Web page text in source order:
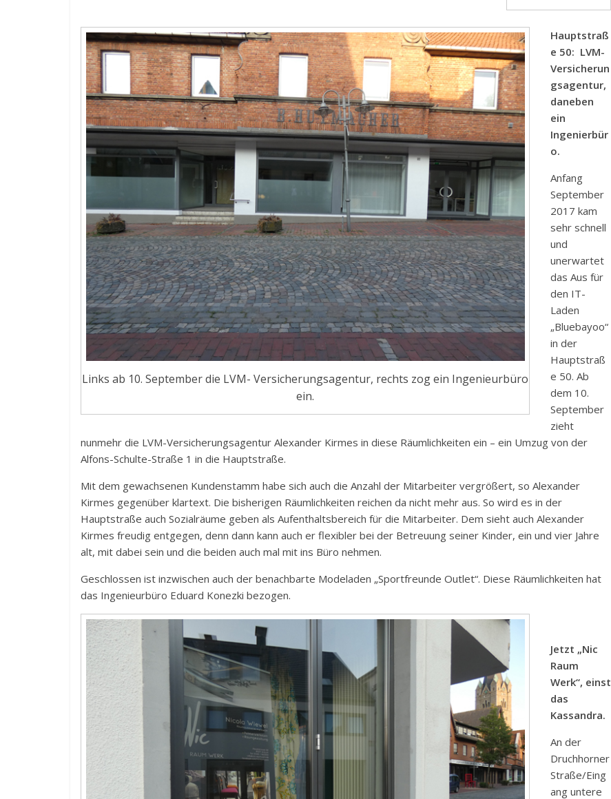
Links ab 10. September die LVM- Versicherungsagentur, rechts zog ein Ingenieurbüro
ein.
Hauptstraß
e 50: LVM-
Versicherun
gsagentur,
daneben
ein
Ingenierbür
o.
Anfang
September
2017 kam
sehr schnell
und
unerwartet
das Aus für
den IT-
Laden
„Bluebayoo“
in der
Hauptstraß
e 50. Ab
dem 10.
September
zieht
nunmehr die LVM-Versicherungsagentur Alexander Kirmes in diese Räumlichkeiten ein – ein Umzug von der
Alfons-Schulte-Straße 1 in die Hauptstraße.
Mit dem gewachsenen Kundenstamm habe sich auch die Anzahl der Mitarbeiter vergrößert, so Alexander
Kirmes gegenüber klartext. Die bisherigen Räumlichkeiten reichen da nicht mehr aus. So wird es in der
Hauptstraße auch Sozialräume geben als Aufenthaltsbereich für die Mitarbeiter. Dem sieht auch Alexander
Kirmes freudig entgegen, denn dann kann auch er flexibler bei der Betreuung seiner Kinder, ein und vier Jahre
alt, mit dabei sein und die beiden auch mal mit ins Büro nehmen.
Geschlossen ist inzwischen auch der benachbarte Modeladen „Sportfreunde Outlet“. Diese Räumlichkeiten hat
das Ingenieurbüro Eduard Konezki bezogen.
Jetzt „Nic
Raum
Werk“, einst
das
Kassandra.
An der
Druchhorner
Straße/Eing
ang untere